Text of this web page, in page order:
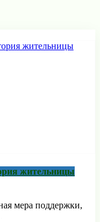
жительницы
мера поддержки,